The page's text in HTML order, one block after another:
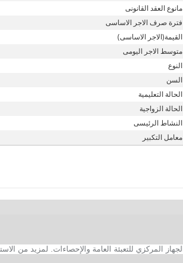
مانوع العقد القانونى
فترة صرف الاجر الاساسى
القيمة(الاجر الاساسى)
متوسط الاجر اليومى
النوع
السن
الحالة التعليمية
الحالة الزواجية
النشاط الرئيسى
معامل التكبير